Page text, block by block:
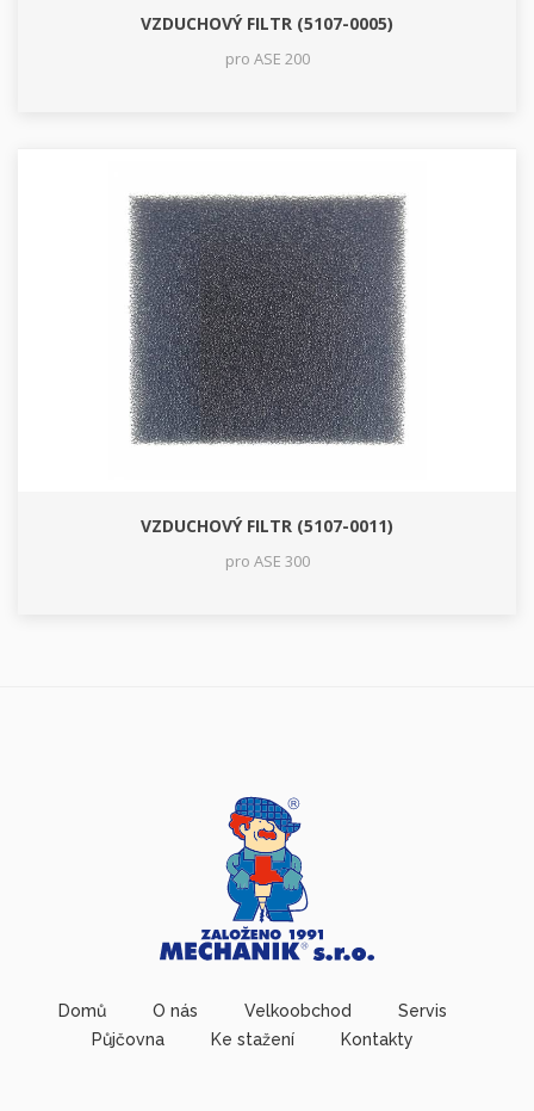
VZDUCHOVÝ FILTR (5107-0005)
pro ASE 200
VZDUCHOVÝ FILTR (5107-0011)
pro ASE 300
Domů O nás Velkoobchod
Servis
Půjčovna
Ke stažení Kontakty